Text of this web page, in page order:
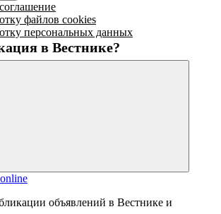
файлов cookies
персональных данных
в Вестнике?
объявлений в Вестнике и